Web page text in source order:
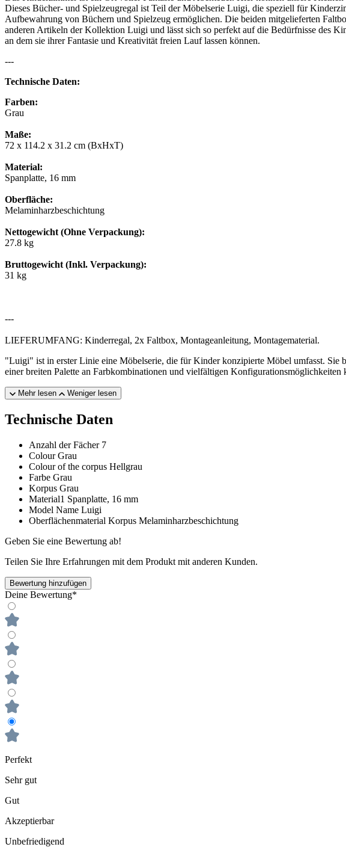
Dieses Bücher- und Spielzeugregal ist Teil der Möbelserie Luigi, die speziell für
Aufbewahrung von Büchern und Spielzeug ermöglichen. Die beiden mitgelieferten
anderen Artikeln der Kollektion Luigi und lässt sich so perfekt auf die Bedürfnisse des
an dem sie ihrer Fantasie und Kreativität freien Lauf lassen können.
---
Technische Daten:
Farben:
Grau
Maße:
72 x 114.2 x 31.2 cm (BxHxT)
Material:
Spanplatte, 16 mm
Oberfläche:
Melaminharzbeschichtung
Nettogewicht (Ohne Verpackung):
27.8 kg
Bruttogewicht (Inkl. Verpackung):
31 kg
---
LIEFERUMFANG: Kinderregal, 2x Faltbox, Montageanleitung, Montagematerial.
"Luigi" ist in erster Linie eine Möbelserie, die für Kinder konzipierte Möbel umfasst.
einer breiten Palette an Farbkombinationen und vielfältigen
Mehr lesen Weniger lesen
Technische Daten
Anzahl der Fächer 7
Colour Grau
Colour of the corpus Hellgrau
Farbe Grau
Korpus Grau
Material1 Spanplatte, 16 mm
Model Name Luigi
Oberflächenmaterial Korpus Melaminharzbeschichtung
Geben Sie eine Bewertung ab!
Teilen Sie Ihre Erfahrungen mit dem Produkt mit anderen Kunden.
Bewertung hinzufügen
Deine Bewertung*
Perfekt
Sehr gut
Gut
Akzeptierbar
Unbefriedigend